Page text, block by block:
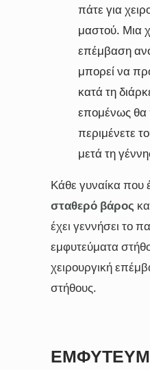
πάτε για
μαστού. Μια
επέμβαση
μπορεί να
κατά τη
επομένως θα
περιμένετε
μετά τη
Κάθε γυναίκα που
σταθερό βάρος
έχει γεννήσει το
εμφυτεύματα
χειρουργική
στήθους.